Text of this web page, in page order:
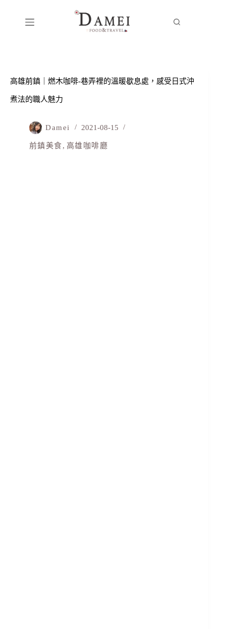
高雄前鎮｜燃木咖啡-巷弄裡的溫暖歇息處，感受日式沖
煮法的職人魅力
Damei 2021-08-15
前鎮美食, 高雄咖啡廳